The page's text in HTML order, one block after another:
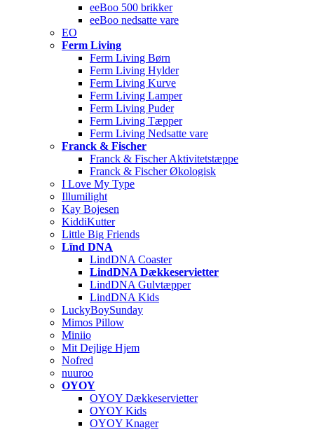
eeBoo 500 brikker
eeBoo nedsatte vare
EO
Ferm Living
Ferm Living Børn
Ferm Living Hylder
Ferm Living Kurve
Ferm Living Lamper
Ferm Living Puder
Ferm Living Tæpper
Ferm Living Nedsatte vare
Franck & Fischer
Franck & Fischer Aktivitetstæppe
Franck & Fischer Økologisk
I Love My Type
Illumilight
Kay Bojesen
KiddiKutter
Little Big Friends
Lïnd DNA
LindDNA Coaster
LindDNA Dækkeservietter
LindDNA Gulvtæpper
LindDNA Kids
LuckyBoySunday
Mimos Pillow
Miniio
Mit Dejlige Hjem
Nofred
nuuroo
OYOY
OYOY Dækkeservietter
OYOY Kids
OYOY Knager